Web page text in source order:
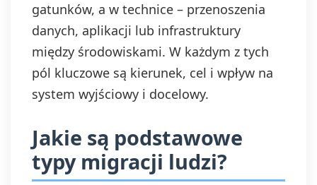
gatunków, a w technice – przenoszenia
danych, aplikacji lub infrastruktury
między środowiskami. W każdym z tych
pól kluczowe są kierunek, cel i wpływ na
system wyjściowy i docelowy.
Jakie są podstawowe
typy migracji ludzi?